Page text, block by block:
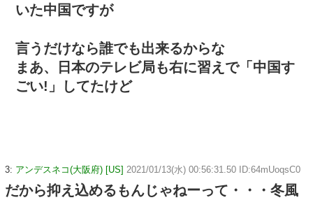
いた中国ですが
言うだけなら誰でも出来るからな
まあ、日本のテレビ局も右に習えで「中国す
ごい!」してたけど
3: アンデスネコ(大阪府) [US] 2021/01/13(水) 00:56:31.50 ID:64mUoqsC0
だから抑え込めるもんじゃねーって・・・冬風